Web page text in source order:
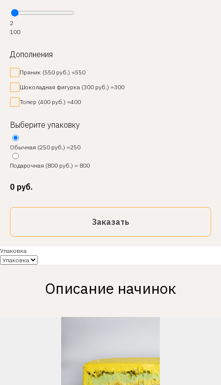
2
100
Дополнения
Пряник (550 руб.) =550
Шоколадная фигурка (300 руб.) =300
Топер (400 руб.) =400
Выберите упаковку
Обычная (250 руб.) =250
Подарочная (800 руб.) = 800
0 руб.
Заказать
Упаковка
Описание начинок